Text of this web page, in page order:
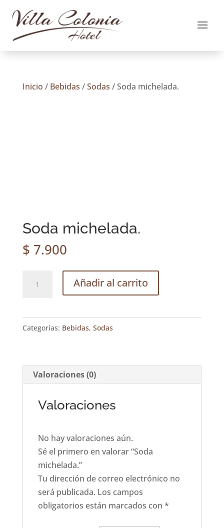
Inicio / Bebidas /Sodas / Soda michelada.
Soda michelada.
$ 7.900
michelada.
Añadir al carrito
Categorías: Bebidas, Sodas
Valoraciones (0)
Valoraciones
No hay valoraciones aún.
Sé el primero en valorar “Soda
michelada.”
Tu dirección de correo electrónico no
será publicada. Los campos
obligatorios están marcados con *